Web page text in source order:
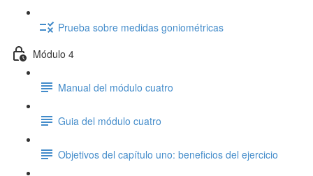
Prueba sobre medidas goniométricas
Módulo 4
Manual del módulo cuatro
Guia del módulo cuatro
Objetivos del capítulo uno: beneficios del ejercicio